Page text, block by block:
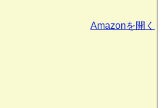
Amazonを開く